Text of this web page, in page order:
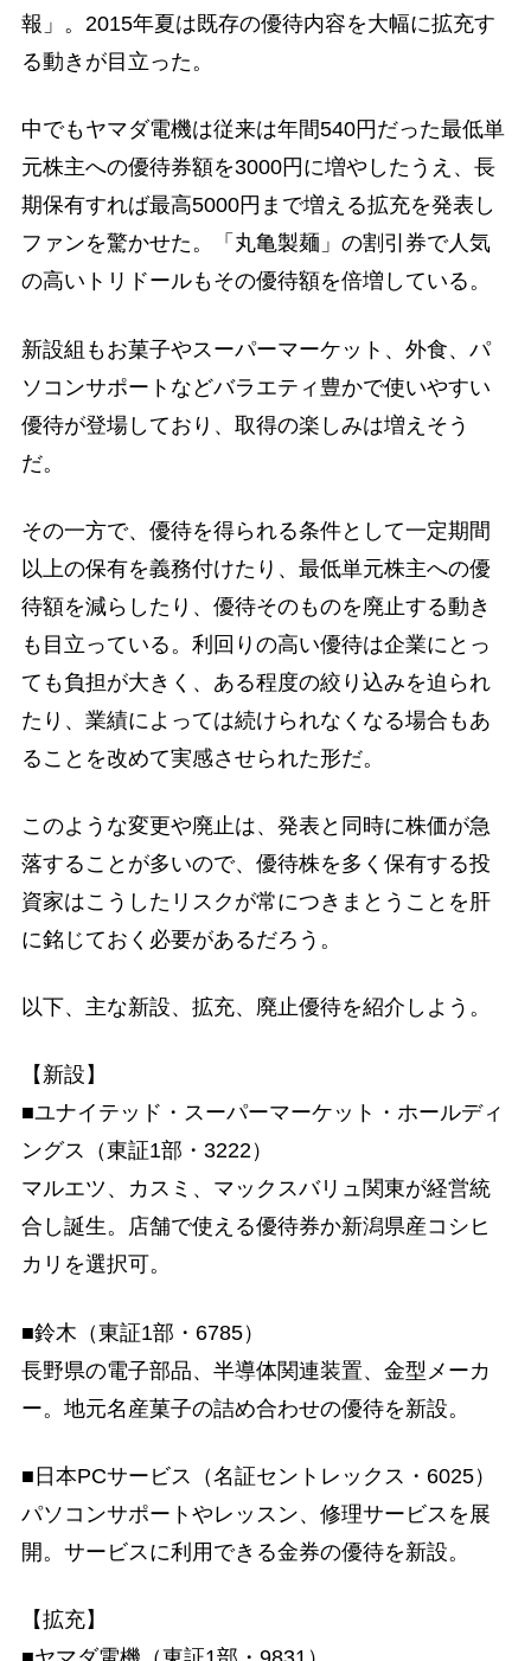
報」。2015年夏は既存の優待内容を大幅に拡充す
る動きが目立った。
中でもヤマダ電機は従来は年間540円だった最低単
元株主への優待券額を3000円に増やしたうえ、長
期保有すれば最高5000円まで増える拡充を発表し
ファンを驚かせた。「丸亀製麺」の割引券で人気
の高いトリドールもその優待額を倍増している。
新設組もお菓子やスーパーマーケット、外食、パ
ソコンサポートなどバラエティ豊かで使いやすい
優待が登場しており、取得の楽しみは増えそう
だ。
その一方で、優待を得られる条件として一定期間
以上の保有を義務付けたり、最低単元株主への優
待額を減らしたり、優待そのものを廃止する動き
も目立っている。利回りの高い優待は企業にとっ
ても負担が大きく、ある程度の絞り込みを迫られ
たり、業績によっては続けられなくなる場合もあ
ることを改めて実感させられた形だ。
このような変更や廃止は、発表と同時に株価が急
落することが多いので、優待株を多く保有する投
資家はこうしたリスクが常につきまとうことを肝
に銘じておく必要があるだろう。
以下、主な新設、拡充、廃止優待を紹介しよう。
【新設】
■ユナイテッド・スーパーマーケット・ホールディ
ングス（東証1部・3222）
マルエツ、カスミ、マックスバリュ関東が経営統
合し誕生。店舗で使える優待券か新潟県産コシヒ
カリを選択可。
■鈴木（東証1部・6785）
長野県の電子部品、半導体関連装置、金型メーカ
ー。地元名産菓子の詰め合わせの優待を新設。
■日本PCサービス（名証セントレックス・6025）
パソコンサポートやレッスン、修理サービスを展
開。サービスに利用できる金券の優待を新設。
【拡充】